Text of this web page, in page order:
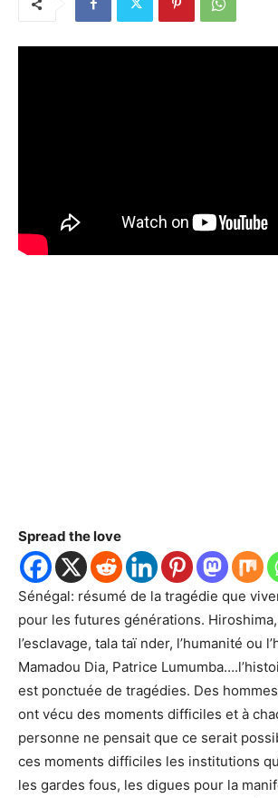
Spread the love
Sénégal: résumé de la tragédie que
pour les futures générations. Hiroshima,
l’esclavage, tala taï nder, l’humanité ou
Mamadou Dia, Patrice
est ponctuée de tragédies. Des
ont vécu des moments difficiles et à
personne ne pensait que ce serait
ces moments difficiles les institutions
les gardes fous, les digues pour la